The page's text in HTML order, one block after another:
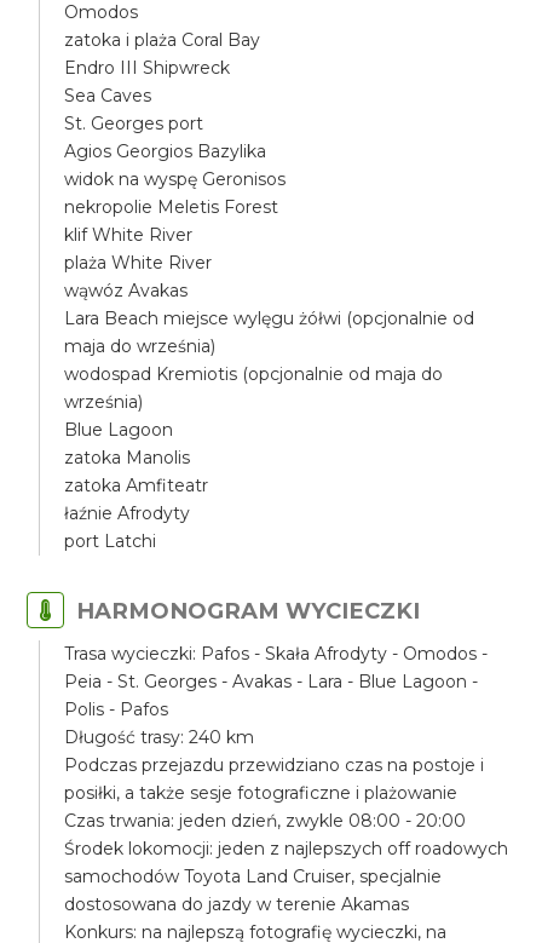
Omodos
zatoka i plaża Coral Bay
Endro III Shipwreck
Sea Caves
St. Georges port
Agios Georgios Bazylika
widok na wyspę Geronisos
nekropolie Meletis Forest
klif White River
plaża White River
wąwóz Avakas
Lara Beach miejsce wylęgu żółwi (opcjonalnie od
maja do września)
wodospad Kremiotis (opcjonalnie od maja do
września)
Blue Lagoon
zatoka Manolis
zatoka Amfiteatr
łaźnie Afrodyty
port Latchi
HARMONOGRAM WYCIECZKI
Trasa wycieczki: Pafos - Skała Afrodyty - Omodos -
Peia - St. Georges - Avakas - Lara - Blue Lagoon -
Polis - Pafos
Długość trasy: 240 km
Podczas przejazdu przewidziano czas na postoje i
posiłki, a także sesje fotograficzne i plażowanie
Czas trwania: jeden dzień, zwykle 08:00 - 20:00
Środek lokomocji: jeden z najlepszych off roadowych
samochodów Toyota Land Cruiser, specjalnie
dostosowana do jazdy w terenie Akamas
Konkurs: na najlepszą fotografię wycieczki, na